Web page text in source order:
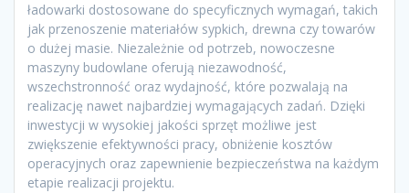
ładowarki dostosowane do specyficznych wymagań, takich
jak przenoszenie materiałów sypkich, drewna czy towarów
o dużej masie. Niezależnie od potrzeb, nowoczesne
maszyny budowlane oferują niezawodność,
wszechstronność oraz wydajność, które pozwalają na
realizację nawet najbardziej wymagających zadań. Dzięki
inwestycji w wysokiej jakości sprzęt możliwe jest
zwiększenie efektywności pracy, obniżenie kosztów
operacyjnych oraz zapewnienie bezpieczeństwa na każdym
etapie realizacji projektu.